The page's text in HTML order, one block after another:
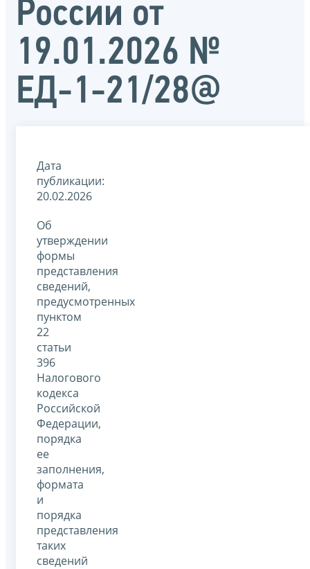
России от
19.01.2026 №
ЕД-1-21/28@
Дата
публикации:
20.02.2026
Об
утверждении
формы
представления
сведений,
предусмотренных
пунктом
22
статьи
396
Налогового
кодекса
Российской
Федерации,
порядка
ее
заполнения,
формата
и
порядка
представления
таких
сведений